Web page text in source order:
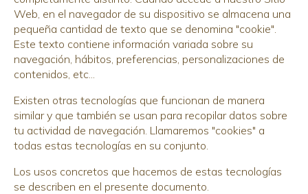
Web, en el navegador de su dispositivo se almacena una
pequeña cantidad de texto que se denomina "cookie".
Este texto contiene información variada sobre su
navegación, hábitos, preferencias, personalizaciones de
contenidos, etc...
Existen otras tecnologías que funcionan de manera
similar y que también se usan para recopilar datos sobre
tu actividad de navegación. Llamaremos "cookies" a
todas estas tecnologías en su conjunto.
Los usos concretos que hacemos de estas tecnologías
se describen en el presente documento.